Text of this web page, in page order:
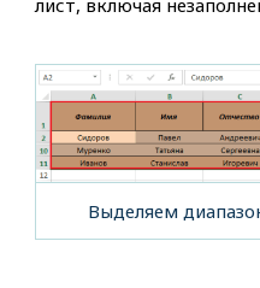
лист, включая
Выделяем